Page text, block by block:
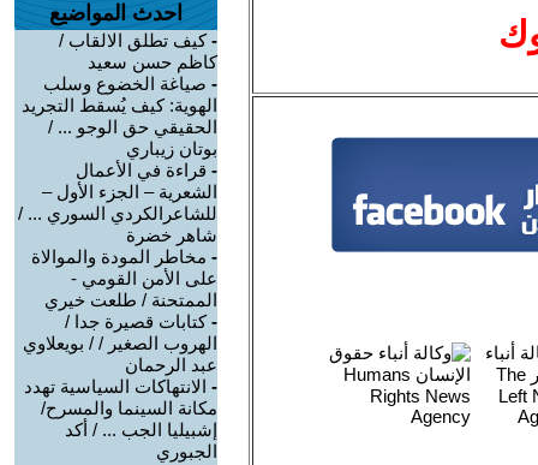
احدث المواضيع
-كيف تطلق الالقاب /
كاظم حسن سعيد
- صياغة الخضوع وسلب
الهوية: كيف يُسقط التجريد
الحقيقي حق الوجو ... /
بوتان زيباري
- قراءة في الأعمال
الشعرية – الجزء الأول –
للشاعرالكردي السوري ... /
شاهر خضرة
- مخاطر المودة والموالاة
على الأمن القومي -
الممتحنة / طلعت خيري
-كتابات قصيرة جدا /
الهروب الصغير / / بويعلاوي
عبد الرحمان
- الانتهاكات السياسية تهدد
مكانة السينما والمسرح/
إشبيليا الجب ... / أكد
الجبوري